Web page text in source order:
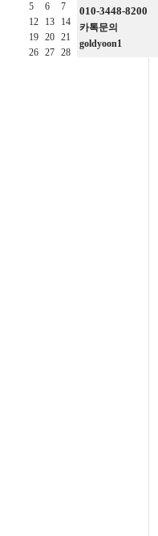
010-3448-8200
카톡문의
goldyoon1
5
6 7 8 9 10
11
12
13 14 15 16 17
19
20 21 24
26
27 28 29 30